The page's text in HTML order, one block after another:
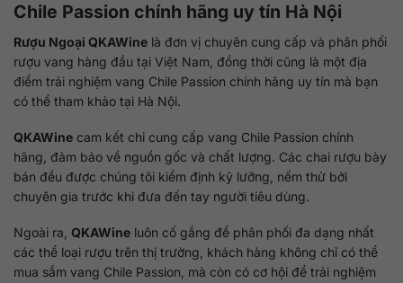
Chile Passion chính hãng uy tín Hà Nội
Rượu Ngoại QKAWine là đơn vị chuyên cung cấp và phân phối
rượu vang hàng đầu tại Việt Nam, đồng thời cũng là một địa
điểm trải nghiệm vang Chile Passion chính hãng uy tín mà bạn
có thể tham khảo tại Hà Nội.
QKAWine cam kết chỉ cung cấp vang Chile Passion chính
hãng, đảm bảo về nguồn gốc và chất lượng. Các chai rượu bày
bán đều được chúng tôi kiểm định kỹ lưỡng, nếm thử bởi
chuyên gia trước khi đưa đến tay người tiêu dùng.
Ngoài ra, QKAWine luôn cố gắng để phân phối đa dạng nhất
các thể loại rượu trên thị trường, khách hàng không chỉ có thể
mua sắm vang Chile Passion, mà còn có cơ hội để trải nghiệm